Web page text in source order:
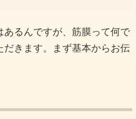
あるんですが、筋膜って何で
きます。まず基本からお伝